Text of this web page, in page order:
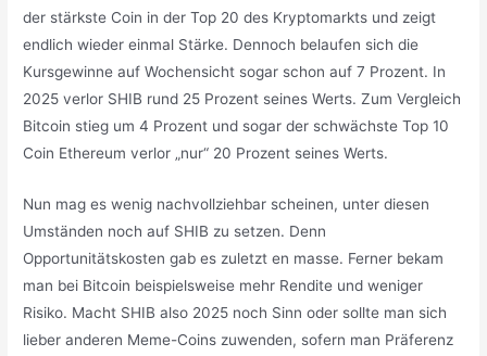
der stärkste Coin in der Top 20 des Kryptomarkts und zeigt
endlich wieder einmal Stärke. Dennoch belaufen sich die
Kursgewinne auf Wochensicht sogar schon auf 7 Prozent. In
2025 verlor SHIB rund 25 Prozent seines Werts. Zum Vergleich
Bitcoin stieg um 4 Prozent und sogar der schwächste Top 10
Coin Ethereum verlor „nur“ 20 Prozent seines Werts.
Nun mag es wenig nachvollziehbar scheinen, unter diesen
Umständen noch auf SHIB zu setzen. Denn
Opportunitätskosten gab es zuletzt en masse. Ferner bekam
man bei Bitcoin beispielsweise mehr Rendite und weniger
Risiko. Macht SHIB also 2025 noch Sinn oder sollte man sich
lieber anderen Meme-Coins zuwenden, sofern man Präferenz